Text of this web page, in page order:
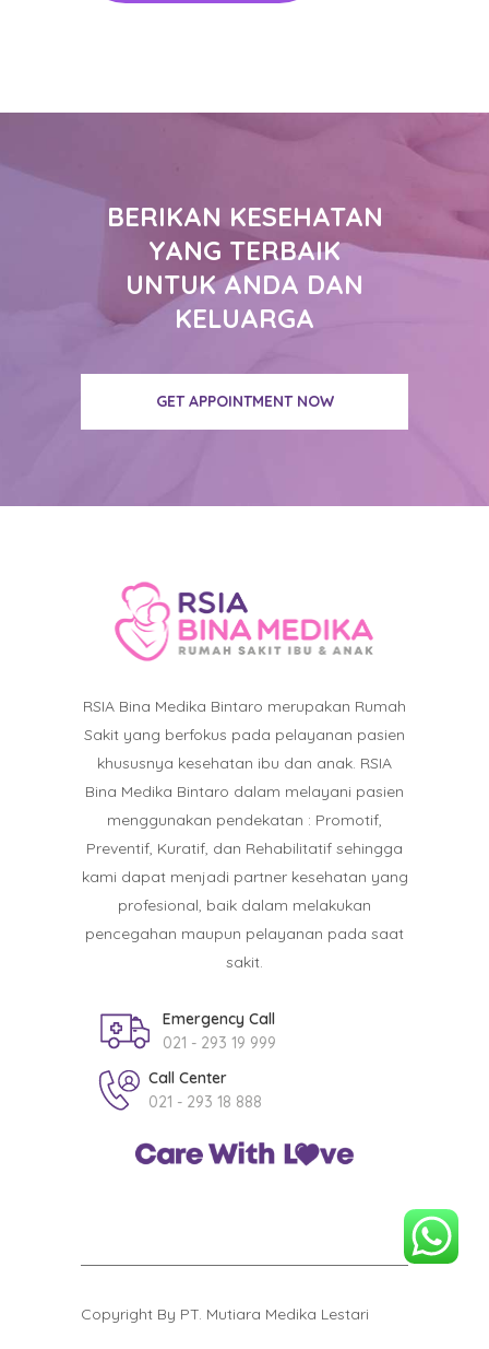
BERIKAN KESEHATAN
YANG TERBAIK
UNTUK ANDA DAN
KELUARGA
GET APPOINTMENT NOW
RSIA Bina Medika Bintaro merupakan Rumah
Sakit yang berfokus pada pelayanan pasien
khususnya kesehatan ibu dan anak. RSIA
Bina Medika Bintaro dalam melayani pasien
menggunakan pendekatan : Promotif,
Preventif, Kuratif, dan Rehabilitatif sehingga
kami dapat menjadi partner kesehatan yang
profesional, baik dalam melakukan
pencegahan maupun pelayanan pada saat
sakit.
Emergency Call
021 - 293 19 999
Call Center
021 - 293 18 888
Copyright By PT. Mutiara Medika Lestari